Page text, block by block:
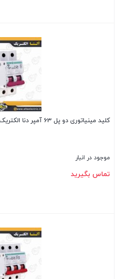
کلید مینیاتوری دو پل 63 آمپر دنا الکتریک
موجود در انبار
تماس بگیرید